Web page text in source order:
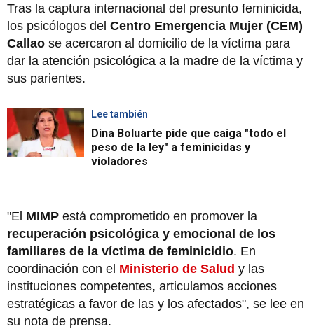
Tras la captura internacional del presunto feminicida,
los psicólogos del Centro Emergencia Mujer (CEM)
Callao se acercaron al domicilio de la víctima para
dar la atención psicológica a la madre de la víctima y
sus parientes.
Lee también
Dina Boluarte pide que caiga "todo el
peso de la ley" a feminicidas y
violadores
"El MIMP está comprometido en promover la
recuperación psicológica y emocional de los
familiares de la víctima de feminicidio. En
coordinación con el Ministerio de Salud y las
instituciones competentes, articulamos acciones
estratégicas a favor de las y los afectados", se lee en
su nota de prensa.